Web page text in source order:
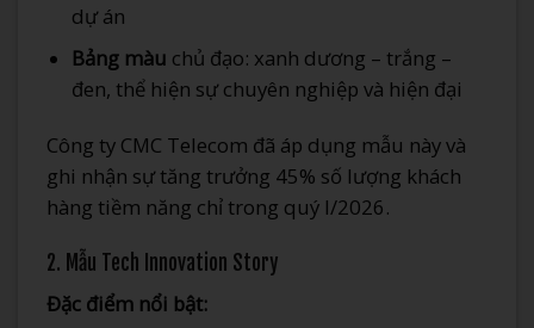
dự án
Bảng màu chủ đạo: xanh dương – trắng –
đen, thể hiện sự chuyên nghiệp và hiện đại
Công ty CMC Telecom đã áp dụng mẫu này và
ghi nhận sự tăng trưởng 45% số lượng khách
hàng tiềm năng chỉ trong quý I/2026.
2. Mẫu Tech Innovation Story
Đặc điểm nổi bật: